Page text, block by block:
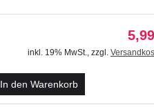
inkl. 19% MwSt., zzgl.
In den Warenkorb
inkl. 19% MwSt.,zzgl.